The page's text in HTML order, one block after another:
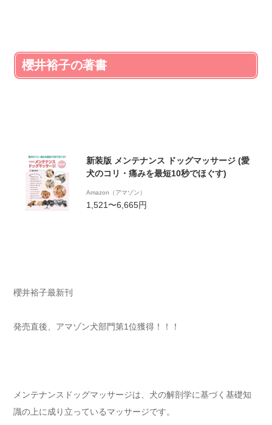
櫻井裕子の著書
新装版 メンテナンス ドッグマッサージ (愛
犬のコリ・痛みを最短10秒でほぐす)
Amazon（アマゾン）
1,521〜6,665円
櫻井裕子最新刊
発売直後、アマゾン犬部門第1位獲得！！！
メンテナンスドッグマッサージは、犬の解剖学に基づく基礎知
識の上に成り立っているマッサージです。